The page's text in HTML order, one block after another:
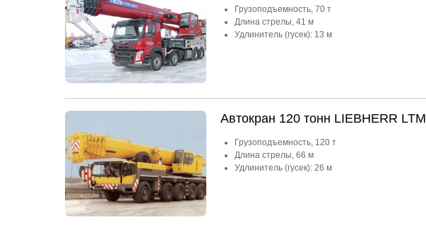
Грузоподъемность, 70 т
Длина стрелы, 41 м
Удлинитель (гусек): 13 м
Автокран 120 тонн LIEBHERR LTM
Грузоподъемность, 120 т
Длина стрелы, 66 м
Удлинитель (гусек): 26 м